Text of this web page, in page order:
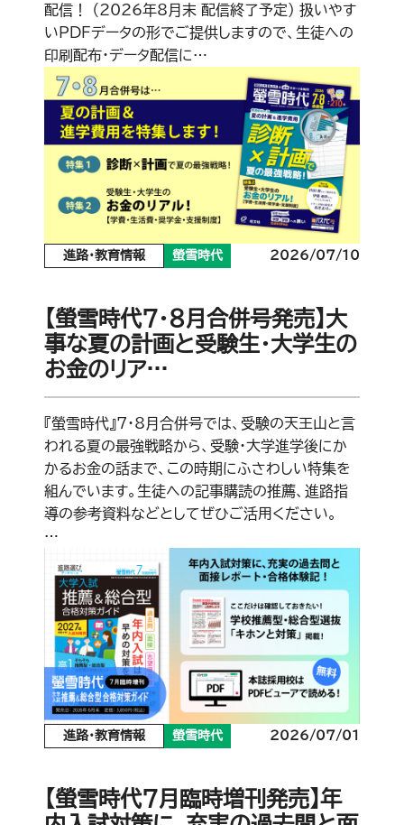
配信！ （2026年8月末 配信終了予定） 扱いやす
いPDFデータの形でご提供しますので、生徒への
印刷配布・データ配信に…
進路・教育情報 螢雪時代 2026/07/10
【螢雪時代７・８月合併号発売】大
事な夏の計画と受験生・大学生の
お金のリア…
『螢雪時代』7・8月合併号では、受験の天王山と言
われる夏の最強戦略から、受験・大学進学後にか
かるお金の話まで、この時期にふさわしい特集を
組んでいます。生徒への記事購読の推薦、進路指
導の参考資料などとしてぜひご活用ください。
…
進路・教育情報 螢雪時代 2026/07/01
【螢雪時代7月臨時増刊発売】年